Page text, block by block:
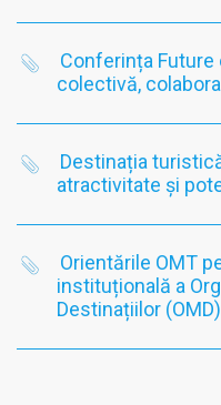
Conferința
colectivă,
Destinația
atractivitate și
Orientările OMT
instituțională a
Destinațiilor (OMD)